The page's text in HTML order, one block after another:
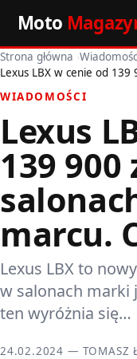
Moto
Start
Wiadomości
Premiery
Porady
Pozostałe artykuły
Strona główna ›
Lexus LBX w cenie od 139
WIADOMOŚCI
Lexus
139 900
marcu.
Lexus LBX to
w salonach marki
ten wyróżnia się…
24.02.2024 — TOMASZ